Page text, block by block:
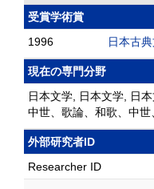
受賞学術賞
1996
日本古
現在の専門分野
日本文学, 日本文学, 日
中世、歌論、和歌、中世
外部研究者ID
Researcher ID